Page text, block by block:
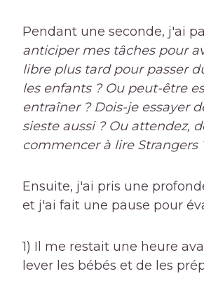
Pendant une seconde, j'ai
anticiper mes tâches pour
libre plus tard pour passer
les enfants ? Ou peut-être
entraîner ? Dois-je essayer
sieste aussi ? Ou attendez,
commencer à lire Strangers
Ensuite, j'ai pris une
et j'ai fait une pause pour
1) Il me restait une heure
lever les bébés et de les